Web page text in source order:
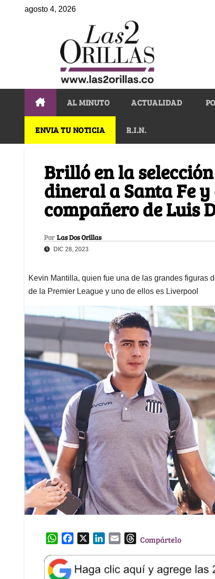
agosto 4, 2026
AL MINUTO ACTUALIDAD
ENVIA TU NOTICIA R.I.N.
Brilló en la
dineral a Santa Fe
compañero de Luis
Por Las Dos Orillas
DIC 28, 2023
Kevin Mantilla, quien fue una de las grandes figuras
de la Premier League y uno de ellos es Liverpool
W
a
t
e
k
T
e
Compártelo